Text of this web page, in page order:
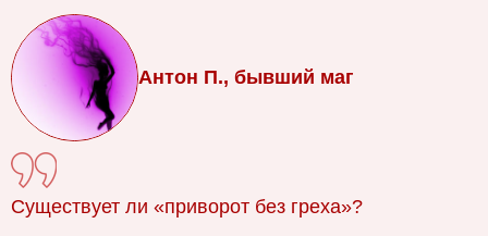
Антон П., бывший маг
Существует ли «приворот без греха»?